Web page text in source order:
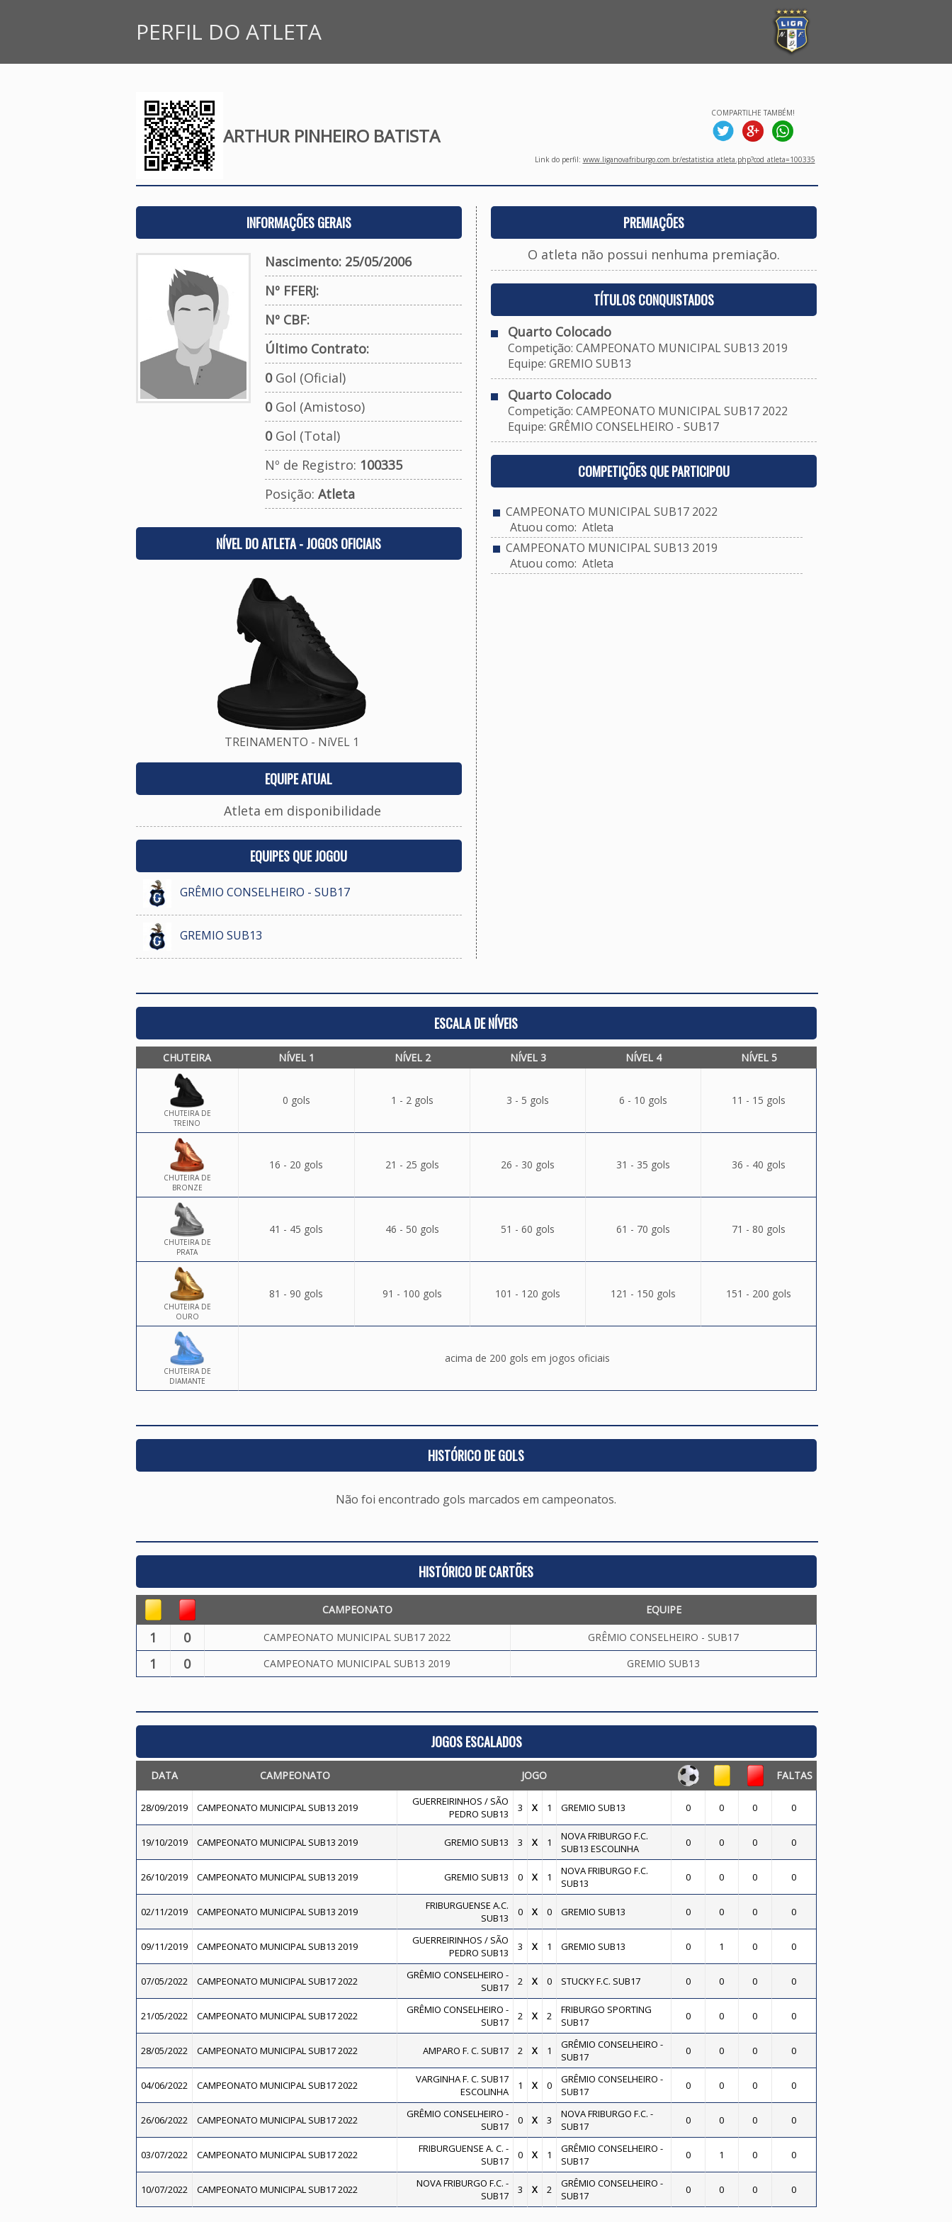
PERFIL DO ATLETA
ARTHUR PINHEIRO BATISTA
COMPARTILHE TAMBÉM!
Link do perfil: www.liganovafriburgo.com.br/estatistica_atleta.php?cod_atleta=100335
INFORMAÇÕES GERAIS
Nascimento: 25/05/2006
Nº FFERJ:
Nº CBF:
Último Contrato:
0Gol (Oficial)
0Gol (Amistoso)
0Gol (Total)
Nº de Registro: 100335
Posição: Atleta
NÍVEL DO ATLETA - JOGOS OFICIAIS
TREINAMENTO - NíVEL 1
EQUIPE ATUAL
Atleta em disponibilidade
EQUIPES QUE JOGOU
GRÊMIO CONSELHEIRO - SUB17
GREMIO SUB13
PREMIAÇÕES
O atleta não possui nenhuma premiação.
TÍTULOS CONQUISTADOS
Quarto Colocado
Competição: CAMPEONATO MUNICIPAL SUB13 2019
Equipe: GREMIO SUB13
Quarto Colocado
Competição: CAMPEONATO MUNICIPAL SUB17 2022
Equipe: GRÊMIO CONSELHEIRO - SUB17
COMPETIÇÕES QUE PARTICIPOU
CAMPEONATO MUNICIPAL SUB17 2022
Atuou como: Atleta
CAMPEONATO MUNICIPAL SUB13 2019
Atuou como: Atleta
ESCALA DE NÍVEIS
CHUTEIRA NÍVEL 1 NÍVEL 2 NÍVEL 3 NÍVEL 4 NÍVEL 5
CHUTEIRA DE
TREINO
0 gols 1 - 2 gols 3 - 5 gols 6 - 10 gols 11 - 15 gols
CHUTEIRA DE
BRONZE
16 - 20 gols 21 - 25 gols 26 - 30 gols 31 - 35 gols 36 - 40 gols
CHUTEIRA DE
PRATA
41 - 45 gols 46 - 50 gols 51 - 60 gols 61 - 70 gols 71 - 80 gols
CHUTEIRA DE
OURO
81 - 90 gols 91 - 100 gols 101 - 120 gols 121 - 150 gols 151 - 200 gols
CHUTEIRA DE
DIAMANTE
acima de 200 gols em jogos oficiais
HISTÓRICO DE GOLS
Não foi encontrado gols marcados em campeonatos.
HISTÓRICO DE CARTÕES
CAMPEONATO EQUIPE
1 0 CAMPEONATO MUNICIPAL SUB17 2022 GRÊMIO CONSELHEIRO - SUB17
1 0 CAMPEONATO MUNICIPAL SUB13 2019 GREMIO SUB13
JOGOS ESCALADOS
DATA CAMPEONATO JOGO FALTAS
28/09/2019 CAMPEONATO MUNICIPAL SUB13 2019
GUERREIRINHOS / SÃO
PEDRO SUB13
3 X 1 GREMIO SUB13 0 0 0 0
19/10/2019 CAMPEONATO MUNICIPAL SUB13 2019 GREMIO SUB13 3 X 1
NOVA FRIBURGO F.C.
SUB13 ESCOLINHA
0 0 0 0
26/10/2019 CAMPEONATO MUNICIPAL SUB13 2019 GREMIO SUB13 0 X 1
NOVA FRIBURGO F.C.
SUB13
0 0 0 0
02/11/2019 CAMPEONATO MUNICIPAL SUB13 2019
FRIBURGUENSE A.C.
SUB13
0 X 0 GREMIO SUB13 0 0 0 0
09/11/2019 CAMPEONATO MUNICIPAL SUB13 2019
GUERREIRINHOS / SÃO
PEDRO SUB13
3 X 1 GREMIO SUB13 0 1 0 0
07/05/2022 CAMPEONATO MUNICIPAL SUB17 2022
GRÊMIO CONSELHEIRO -
SUB17
2 X 0 STUCKY F.C. SUB17 0 0 0 0
21/05/2022 CAMPEONATO MUNICIPAL SUB17 2022
GRÊMIO CONSELHEIRO -
SUB17
2 X 2
FRIBURGO SPORTING
SUB17
0 0 0 0
28/05/2022 CAMPEONATO MUNICIPAL SUB17 2022 AMPARO F. C. SUB17 2 X 1
GRÊMIO CONSELHEIRO -
SUB17
0 0 0 0
04/06/2022 CAMPEONATO MUNICIPAL SUB17 2022
VARGINHA F. C. SUB17
ESCOLINHA
1 X 0
GRÊMIO CONSELHEIRO -
SUB17
0 0 0 0
26/06/2022 CAMPEONATO MUNICIPAL SUB17 2022
GRÊMIO CONSELHEIRO -
SUB17
0 X 3
NOVA FRIBURGO F.C. -
SUB17
0 0 0 0
03/07/2022 CAMPEONATO MUNICIPAL SUB17 2022
FRIBURGUENSE A. C. -
SUB17
0 X 1
GRÊMIO CONSELHEIRO -
SUB17
0 1 0 0
10/07/2022 CAMPEONATO MUNICIPAL SUB17 2022
NOVA FRIBURGO F.C. -
SUB17
3 X 2
GRÊMIO CONSELHEIRO -
SUB17
0 0 0 0